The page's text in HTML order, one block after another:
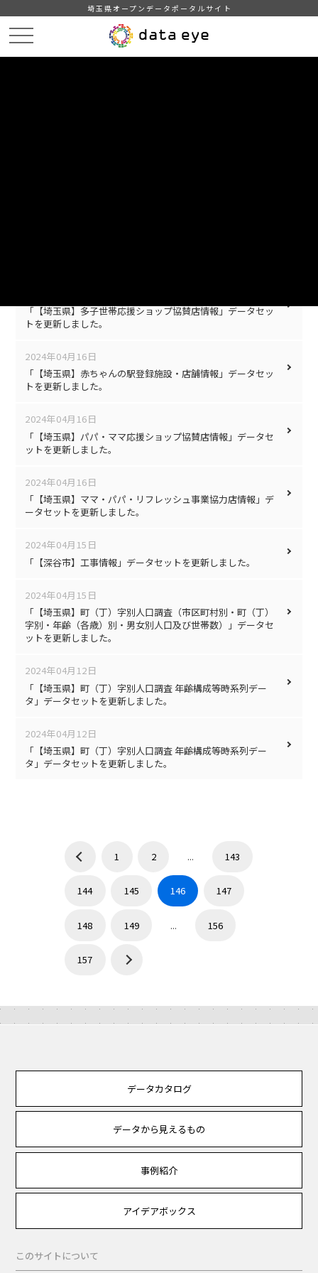
埼玉県オープンデータポータルサイト
「【埼玉県】多子世帯応援ショップ協賛店情報」データセッ
トを更新しました。
2024年04月16日
「【埼玉県】赤ちゃんの駅登録施設・店舗情報」データセッ
トを更新しました。
2024年04月16日
「【埼玉県】パパ・ママ応援ショップ協賛店情報」データセ
ットを更新しました。
2024年04月16日
「【埼玉県】ママ・パパ・リフレッシュ事業協力店情報」デ
ータセットを更新しました。
2024年04月15日
「【深谷市】工事情報」データセットを更新しました。
2024年04月15日
「【埼玉県】町（丁）字別人口調査（市区町村別・町（丁）
字別・年齢（各歳）別・男女別人口及び世帯数）」データセ
ットを更新しました。
2024年04月12日
「【埼玉県】町（丁）字別人口調査 年齢構成等時系列デー
タ」データセットを更新しました。
2024年04月12日
「【埼玉県】町（丁）字別人口調査 年齢構成等時系列デー
タ」データセットを更新しました。
1 2 ... 143
144 145 146 147
148 149 ... 156
157
データカタログ
データから見えるもの
事例紹介
アイデアボックス
このサイトについて